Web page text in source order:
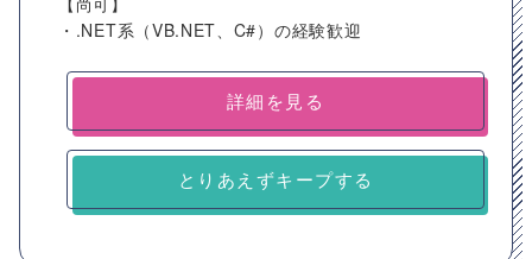
・.NET系（VB.NET、C#）の経験歓迎
詳細を見る
とりあえずキープする